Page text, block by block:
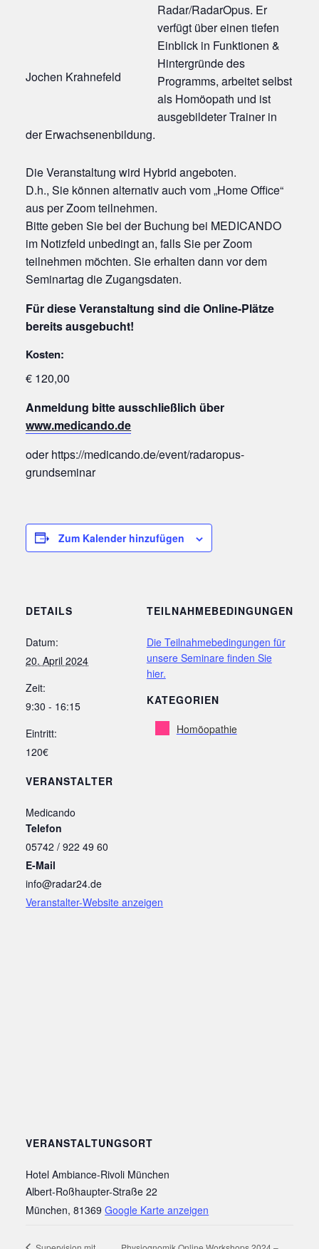
Jochen Krahnefeld
Radar/RadarOpus. Er
verfügt über einen tiefen
Einblick in Funktionen &
Hintergründe des
Programms, arbeitet selbst
als Homöopath und ist
ausgebildeter Trainer in
der Erwachsenenbildung.
Die Veranstaltung wird Hybrid angeboten.
D.h., Sie können alternativ auch vom „Home Office“
aus per Zoom teilnehmen.
Bitte geben Sie bei der Buchung bei MEDICANDO
im Notizfeld unbedingt an, falls Sie per Zoom
teilnehmen möchten. Sie erhalten dann vor dem
Seminartag die Zugangsdaten.
Für diese Veranstaltung sind die Online-Plätze
bereits ausgebucht!
Kosten:
€ 120,00
Anmeldung bitte ausschließlich über
www.medicando.de
oder https://medicando.de/event/radaropus-
grundseminar
Zum Kalender hinzufügen
DETAILS
Datum:
20. April 2024
Zeit:
9:30 - 16:15
Eintritt:
120€
TEILNAHMEBEDINGUNGEN
Die Teilnahmebedingungen für
unsere Seminare finden Sie
hier.
KATEGORIEN
Homöopathie
VERANSTALTER
Medicando
Telefon
05742 / 922 49 60
E-Mail
info@radar24.de
Veranstalter-Website anzeigen
VERANSTALTUNGSORT
Hotel Ambiance-Rivoli München
Albert-Roßhaupter-Straße 22
München, 81369 Google Karte anzeigen